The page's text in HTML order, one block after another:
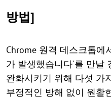
방법]
Chrome 원격 데스크톱에
가 발생했습니다'를 만날
완화시키기 위해 다섯 가
부정적인 방해 없이 원활